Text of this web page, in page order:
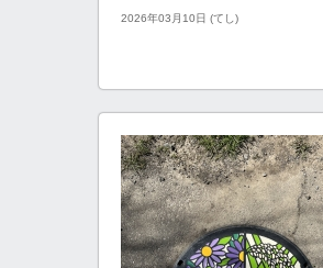
2026年03月10日 (てし)